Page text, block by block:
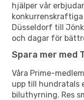
hjälper vår
Düsseldorf till
och dagar för
Spara mer med
Våra Prime-
upp till hundratals
biluthyrning. Res